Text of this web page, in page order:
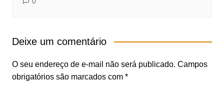
Deixe um comentário
O seu endereço de e-mail não será publicado. Campos
obrigatórios são marcados com *